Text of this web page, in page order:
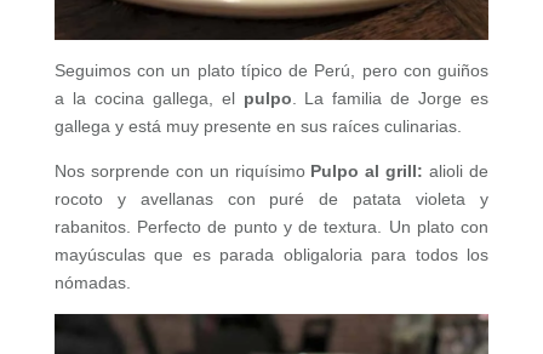
Seguimos con un plato típico de Perú, pero con guiños
a la cocina gallega, el pulpo . La familia de Jorge es
gallega y está muy presente en sus raíces culinarias.
Nos sorprende con un riquísimo Pulpo al grill: alioli de
rocoto y avellanas con puré de patata violeta y
rabanitos. Perfecto de punto y de textura. Un plato con
mayúsculas que es parada obligaloria para todos los
nómadas.